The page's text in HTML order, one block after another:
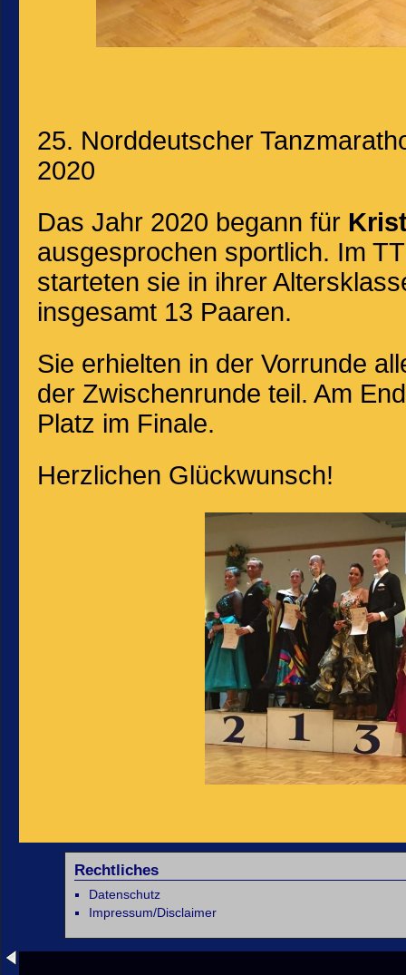
25. Norddeutscher
2020
Das Jahr 2020 begann für
ausgesprochen sportlich. Im
starteten sie in ihrer
insgesamt 13 Paaren.
Sie erhielten in der Vorrunde
der Zwischenrunde teil. Am
Platz im Finale.
Herzlichen Glückwunsch!
Rechtliches
Datenschutz
Impressum/Disclaimer